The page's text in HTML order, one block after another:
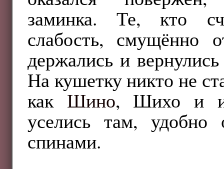
заминка. Те, кто
слабость, смущённо
держались и
На кушетку никто не
как Шино, Шихо и
уселись там, удобно
спинами.